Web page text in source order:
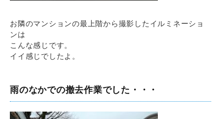
お隣のマンションの最上階から撮影したイルミネーショ
ンは
こんな感じです。
イイ感じでしたよ。
雨のなかでの撤去作業でした・・・